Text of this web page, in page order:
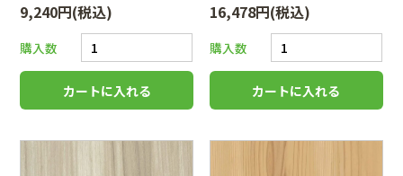
9,240円(税込)
購入数
16,478円(税込)
購入数